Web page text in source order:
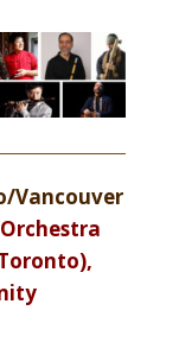
Vancouver